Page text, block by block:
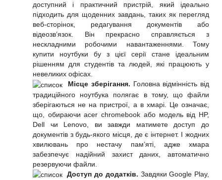
доступний і практичний пристрій, який ідеально
підходить для щоденних завдань, таких як перегляд
веб-сторінок, редагування документів або
відеозв’язок. Він прекрасно справляється з
нескладними робочими навантаженнями. Тому
купити ноутбуки бу з цієї серії стане ідеальним
рішенням для студентів та людей, які працюють у
невеликих офісах.
Місце зберігання. Головна відмінність від
традиційного ноутбука полягає в тому, що файли
зберігаються не на пристрої, а в хмарі. Це означає,
що, обираючи acer chromebook або модель від HP,
Dell чи Lenovo, ви завжди матимете доступ до
документів з будь-якого місця, де є інтернет. І жодних
хвилювань про нестачу пам’яті, адже хмара
забезпечує надійний захист даних, автоматично
резервуючи файли.
Доступ до додатків. Завдяки Google Play,